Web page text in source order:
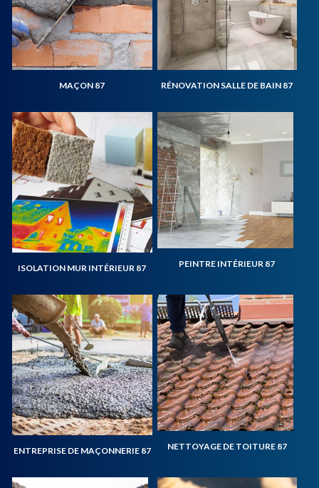
MAÇON 87 RÉNOVATION SALLE DE BAIN 87
ISOLATION MUR INTÉRIEUR 87 PEINTRE INTÉRIEUR 87
ENTREPRISE DE MAÇONNERIE 87 NETTOYAGE DE TOITURE 87